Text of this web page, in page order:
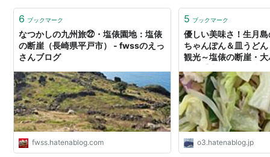
6 ブックマーク
なつかしの九州旅㉒・塩俵園地：塩俵
の断崖（長崎県平戸市） - fwssのえっ
さんブログ
fwss.hatenablog.com
5 ブックマーク
優しい美味さ！生月
ちゃんぽん＆皿うど
観光～塩俵の断崖・
⑧】 - 日本酒好きの
言うとるわ。( ´ ω`)
o3.hatenablog.jp